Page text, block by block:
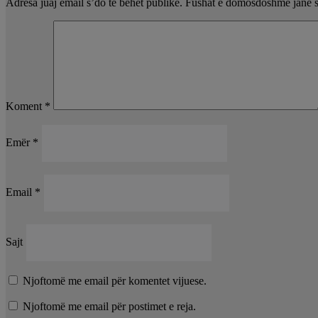
Adresa juaj email s’do të bëhet publike. Fushat e domosdoshme janë
Koment *
Emër *
Email *
Sajt
Njoftomë me email për komentet vijuese.
Njoftomë me email për postimet e reja.